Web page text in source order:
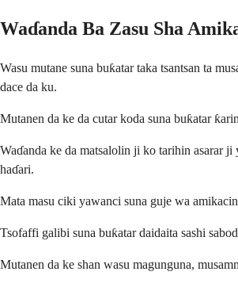
Waɗanda Ba Zasu Sha
Wasu mutane suna buƙatar taka tsantsan ta
dace da ku.
Mutanen da ke da cutar koda suna buƙatar
Waɗanda ke da matsalolin ji ko tarihin asarar
haɗari.
Mata masu ciki yawanci suna guje wa
Tsofaffi galibi suna buƙatar daidaita sashi
Mutanen da ke shan wasu magunguna,